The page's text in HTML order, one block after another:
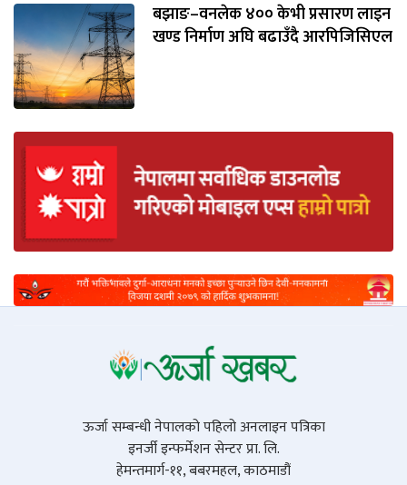
बझाङ–वनलेक ४०० केभी प्रसारण लाइन
खण्ड निर्माण अघि बढाउँदै आरपिजिसिएल
ऊर्जा सम्बन्धी नेपालको पहिलो अनलाइन पत्रिका
इनर्जी इन्फर्मेशन सेन्टर प्रा. लि.
हेमन्तमार्ग-११, बबरमहल, काठमाडौं